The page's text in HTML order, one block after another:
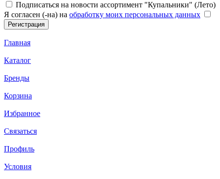
Подписаться на новости ассортимент "Купальники" (Лето)
Я согласен (-на) на обработку моих персональных данных
Главная
Каталог
Бренды
Корзина
Избранное
Связаться
Профиль
Условия